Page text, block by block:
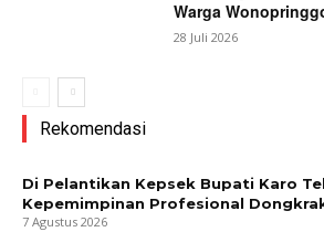
Warga
28 Juli 2026
Rekomendasi
Di Pelantikan Kepsek Bupati Karo
Kepemimpinan Profesional
7 Agustus 2026